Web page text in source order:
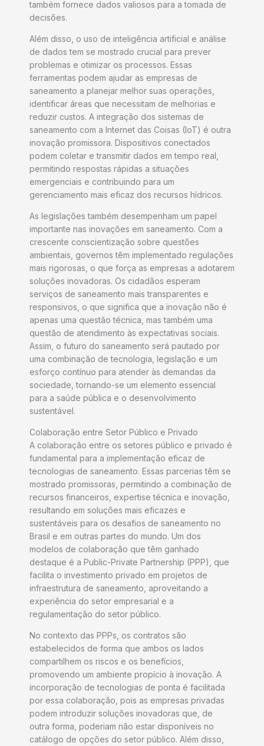
também fornece dados valiosos para a tomada de
decisões.
Além disso, o uso de inteligência artificial e análise
de dados tem se mostrado crucial para prever
problemas e otimizar os processos. Essas
ferramentas podem ajudar as empresas de
saneamento a planejar melhor suas operações,
identificar áreas que necessitam de melhorias e
reduzir custos. A integração dos sistemas de
saneamento com a Internet das Coisas (IoT) é outra
inovação promissora. Dispositivos conectados
podem coletar e transmitir dados em tempo real,
permitindo respostas rápidas a situações
emergenciais e contribuindo para um
gerenciamento mais eficaz dos recursos hídricos.
As legislações também desempenham um papel
importante nas inovações em saneamento. Com a
crescente conscientização sobre questões
ambientais, governos têm implementado regulações
mais rigorosas, o que força as empresas a adotarem
soluções inovadoras. Os cidadãos esperam
serviços de saneamento mais transparentes e
responsivos, o que significa que a inovação não é
apenas uma questão técnica, mas também uma
questão de atendimento às expectativas sociais.
Assim, o futuro do saneamento será pautado por
uma combinação de tecnologia, legislação e um
esforço contínuo para atender às demandas da
sociedade, tornando-se um elemento essencial
para a saúde pública e o desenvolvimento
sustentável.
Colaboração entre Setor Público e Privado
A colaboração entre os setores público e privado é
fundamental para a implementação eficaz de
tecnologias de saneamento. Essas parcerias têm se
mostrado promissoras, permitindo a combinação de
recursos financeiros, expertise técnica e inovação,
resultando em soluções mais eficazes e
sustentáveis para os desafios de saneamento no
Brasil e em outras partes do mundo. Um dos
modelos de colaboração que têm ganhado
destaque é a Public-Private Partnership (PPP), que
facilita o investimento privado em projetos de
infraestrutura de saneamento, aproveitando a
experiência do setor empresarial e a
regulamentação do setor público.
No contexto das PPPs, os contratos são
estabelecidos de forma que ambos os lados
compartilhem os riscos e os benefícios,
promovendo um ambiente propício à inovação. A
incorporação de tecnologias de ponta é facilitada
por essa colaboração, pois as empresas privadas
podem introduzir soluções inovadoras que, de
outra forma, poderiam não estar disponíveis no
catálogo de opções do setor público. Além disso,